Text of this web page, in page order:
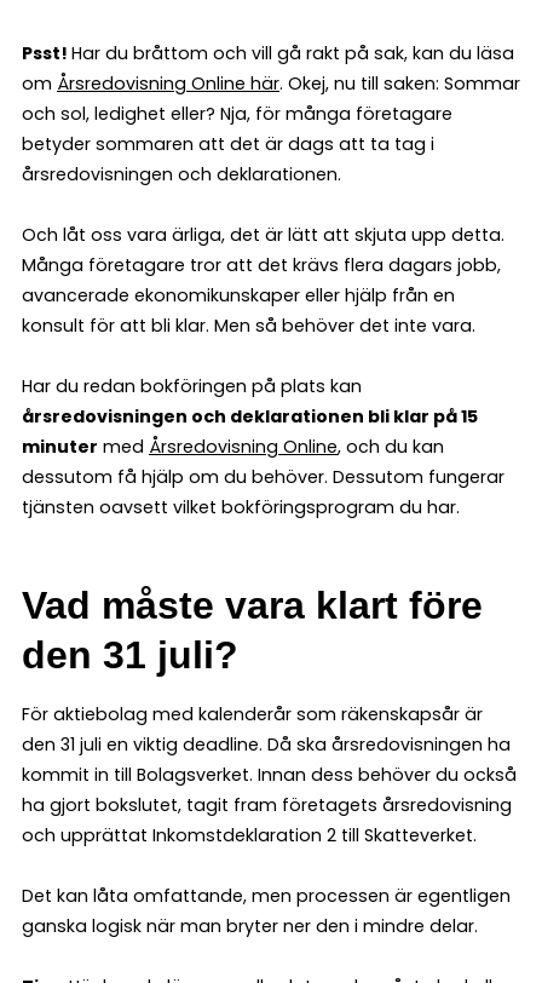
Psst! Har du bråttom och vill gå rakt på sak, kan du läsa
om Årsredovisning Online här. Okej, nu till saken: Sommar
och sol, ledighet eller? Nja, för många företagare
betyder sommaren att det är dags att ta tag i
årsredovisningen och deklarationen.
Och låt oss vara ärliga, det är lätt att skjuta upp detta.
Många företagare tror att det krävs flera dagars jobb,
avancerade ekonomikunskaper eller hjälp från en
konsult för att bli klar. Men så behöver det inte vara.
Har du redan bokföringen på plats kan
årsredovisningen och deklarationen bli klar på 15
minuter med Årsredovisning Online, och du kan
dessutom få hjälp om du behöver. Dessutom fungerar
tjänsten oavsett vilket bokföringsprogram du har.
Vad måste vara klart före
den 31 juli?
För aktiebolag med kalenderår som räkenskapsår är
den 31 juli en viktig deadline. Då ska årsredovisningen ha
kommit in till Bolagsverket. Innan dess behöver du också
ha gjort bokslutet, tagit fram företagets årsredovisning
och upprättat Inkomstdeklaration 2 till Skatteverket.
Det kan låta omfattande, men processen är egentligen
ganska logisk när man bryter ner den i mindre delar.